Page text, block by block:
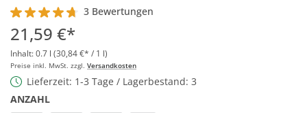
Durchschnittliche Bewertung von 4.6 von 5 Sternen
3 Bewertungen
21,59 €*
Inhalt:0.7 l (30,84 €* / 1 l)
Preise inkl. MwSt. zzgl. Versandkosten
Lieferzeit: 1-3 Tage / Lagerbestand: 3
ANZAHL